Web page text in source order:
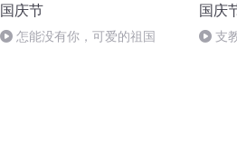
国庆节
怎能没有你，可爱的祖国
国庆
支